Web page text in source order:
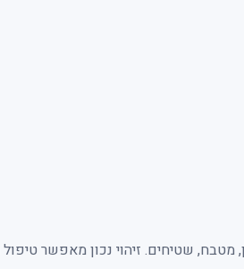
מטבח, שטיחים. זיהוי נכון מאפשר טיפול